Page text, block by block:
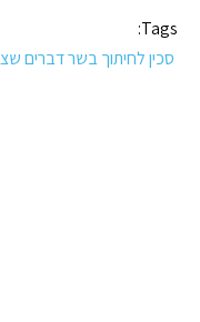
Tags:
סכין לחיתוך בשר דברים